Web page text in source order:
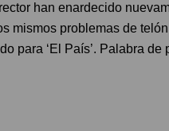
han enardecido
mismos problemas de
para ‘El País’. Palabra de